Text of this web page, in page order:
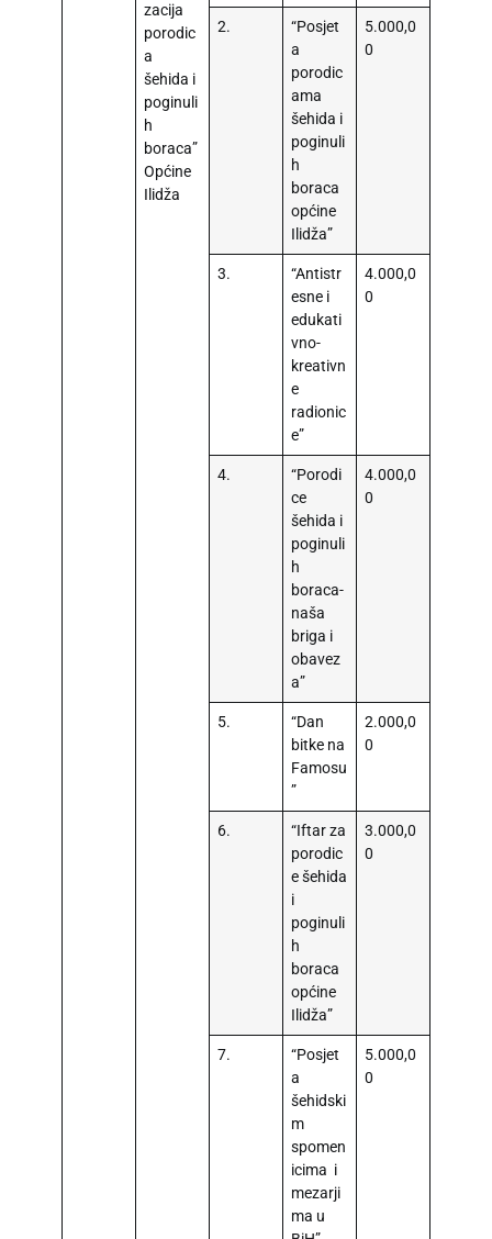
zacija
porodic
a
šehida i
poginuli
h
boraca”
Općine
Ilidža
2.
“Posjet
a
porodic
ama
šehida i
poginuli
h
boraca
općine
Ilidža”
5.000,0
0
3.
“Antistr
esne i
edukati
vno-
kreativn
e
radionic
e”
4.000,0
0
4.
“Porodi
ce
šehida i
poginuli
h
boraca-
naša
briga i
obavez
a”
4.000,0
0
5.
“Dan
bitke na
Famosu
”
2.000,0
0
6.
“Iftar za
porodic
e šehida
i
poginuli
h
boraca
općine
Ilidža”
3.000,0
0
7.
“Posjet
a
šehidski
m
spomen
icima i
mezarji
ma u
5.000,0
0